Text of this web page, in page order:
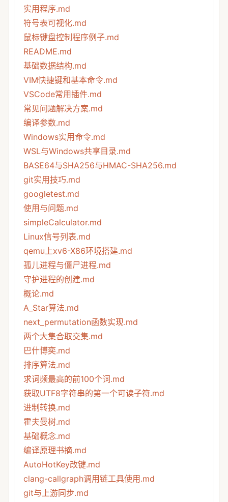
实用程序.md
符号表可视化.md
鼠标键盘控制程序例子.md
README.md
基础数据结构.md
VIM快捷键和基本命令.md
VSCode常用插件.md
常见问题解决方案.md
编译参数.md
Windows实用命令.md
WSL与Windows共享目录.md
BASE64与SHA256与HMAC-SHA256.md
git实用技巧.md
googletest.md
使用与问题.md
simpleCalculator.md
Linux信号列表.md
qemu上xv6-X86环境搭建.md
孤儿进程与僵尸进程.md
守护进程的创建.md
概论.md
A_Star算法.md
next_permutation函数实现.md
两个大集合取交集.md
巴什博奕.md
排序算法.md
求词频最高的前100个词.md
获取UTF8字符串的第一个可读子符.md
进制转换.md
霍夫曼树.md
基础概念.md
编译原理书摘.md
AutoHotKey改键.md
clang-callgraph调用链工具使用.md
git与上游同步.md